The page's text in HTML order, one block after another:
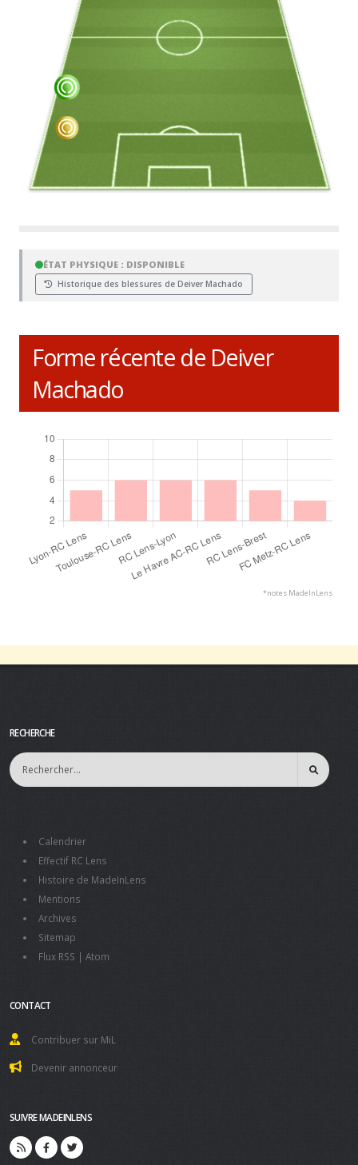
ÉTAT PHYSIQUE : DISPONIBLE
Historique des blessures de Deiver Machado
Forme récente de Deiver
Machado
*notes MadeInLens
RECHERCHE
Calendrier
Effectif RC Lens
Histoire de MadeInLens
Mentions
Archives
Sitemap
Flux RSS | Atom
CONTACT
Contribuer sur MiL
Devenir annonceur
SUIVRE MADEINLENS